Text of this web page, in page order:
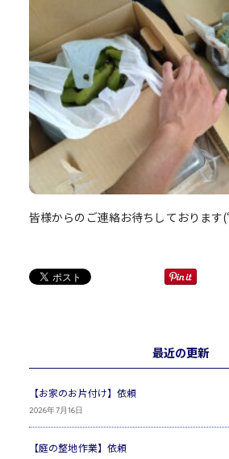
皆様からのご連絡お待ちしております
最近の更新
【お家のお片付け】依頼
2026年7月16日
【庭の整地作業】依頼